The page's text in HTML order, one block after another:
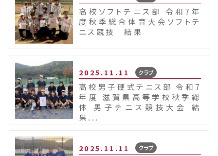
高校ソフトテニス部 令和7年
度秋季総合体育大会ソフトテ
ニス競技 結果
2025.11.11 クラブ
高校男子硬式テニス部 令和7
年度 滋賀県高等学校秋季総
体 男子テニス競技大会 結
果...
2025.11.11 クラブ